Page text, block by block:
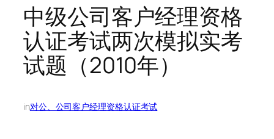
中级公司客户经理资格
认证考试两次模拟实考
试题（2010年）
in对公、公司客户经理资格认证考试